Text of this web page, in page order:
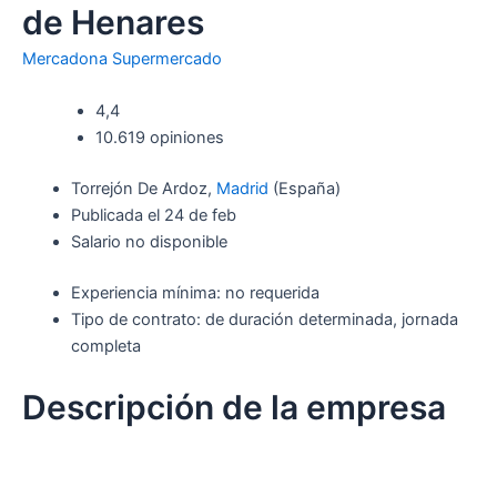
de Henares
Mercadona Supermercado
4,4
10.619 opiniones
Torrejón De Ardoz, Madrid (España)
Publicada el 24 de feb
Salario no disponible
Experiencia mínima: no requerida
Tipo de contrato: de duración determinada, jornada
completa
Descripción de la empresa